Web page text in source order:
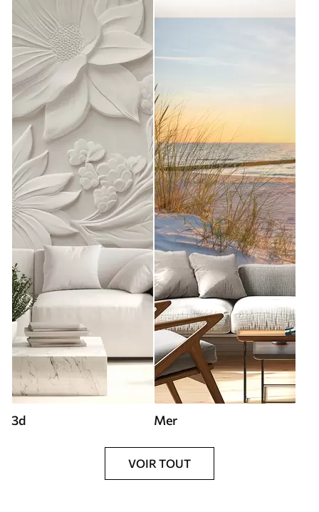
3d Mer
VOIR TOUT